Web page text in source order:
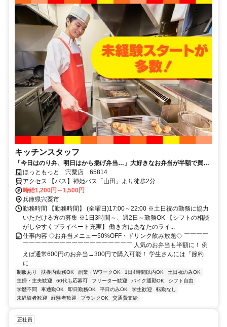
キッチンスタッフ
「今日はのり弁、明日はから揚げ弁当…」大好きなお弁当が半額で買え
るから、今日も働くのが楽しみだ。
ほっともっと 宍粟店 65814
アクセス 【バス】神姫バス「山田」より徒歩2分
時給1,200円～1,500円
兵庫県宍粟市
勤務時間 【勤務時間】 (全曜日)17:00～22:00 ※土日祝の勤務に協力
いただける方の募集 ※1日3時間～、週2日～勤務OK 【シフトの相談
がしやすくプライベート充実】 働き方はあなたのライ...
仕事内容 ◇お弁当メニュー50%OFF・ドリンク飲み放題◇ ￣￣￣￣
￣￣￣￣￣￣￣￣￣￣￣￣￣￣￣￣￣￣ 人気のお弁当も半額に！ 例
えば通常600円のお弁当→300円で購入可能！ 学生さんには「節約
に...
制服あり 扶養内勤務OK 副業・WワークOK 1日4時間以内OK
土日祝のみOK
主婦・主夫歓迎
60代も応募可 フリーター歓迎 バイク通勤OK
シフト自由
学歴不問
車通勤OK 即日勤務OK 平日のみOK 学生歓迎
転勤なし
未経験者歓迎
経験者歓迎 ブランクOK 交通費支給
正社員